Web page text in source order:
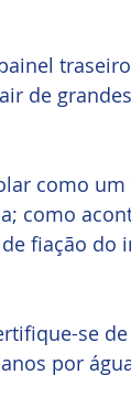
de
como
como
fiação do
se
por